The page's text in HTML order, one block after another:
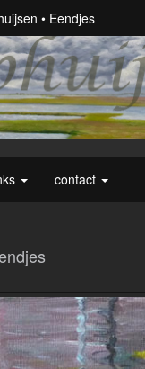
Eendjes
contact